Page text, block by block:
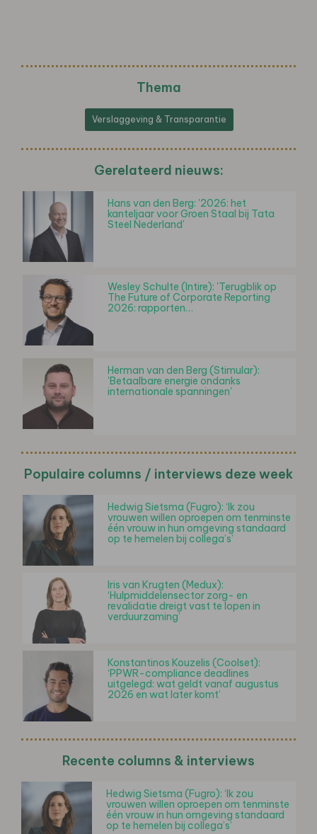
Thema
Verslaggeving & Transparantie
Gerelateerd nieuws:
Hans van den Berg: '2026: het
kanteljaar voor Groen Staal bij Tata
Steel Nederland'
Wesley Schulte (Intire): 'Terugblik op
The Future of Corporate Reporting
2026: rapporten…
Herman van den Berg (Stimular):
'Betaalbare energie ondanks
internationale spanningen'
Populaire columns / interviews deze week
Hedwig Sietsma (Fugro): ‘Ik zou
vrouwen willen oproepen om tenminste
één vrouw in hun omgeving standaard
op te hemelen bij collega’s’
Iris van Krugten (Medux):
‘Hulpmiddelensector zorg- en
revalidatie dreigt vast te lopen in
verduurzaming’
Konstantinos Kouzelis (Coolset):
‘PPWR-compliance deadlines
uitgelegd: wat geldt vanaf augustus
2026 en wat later komt’
Recente columns & interviews
Hedwig Sietsma (Fugro): ‘Ik zou
vrouwen willen oproepen om tenminste
één vrouw in hun omgeving standaard
op te hemelen bij collega’s’